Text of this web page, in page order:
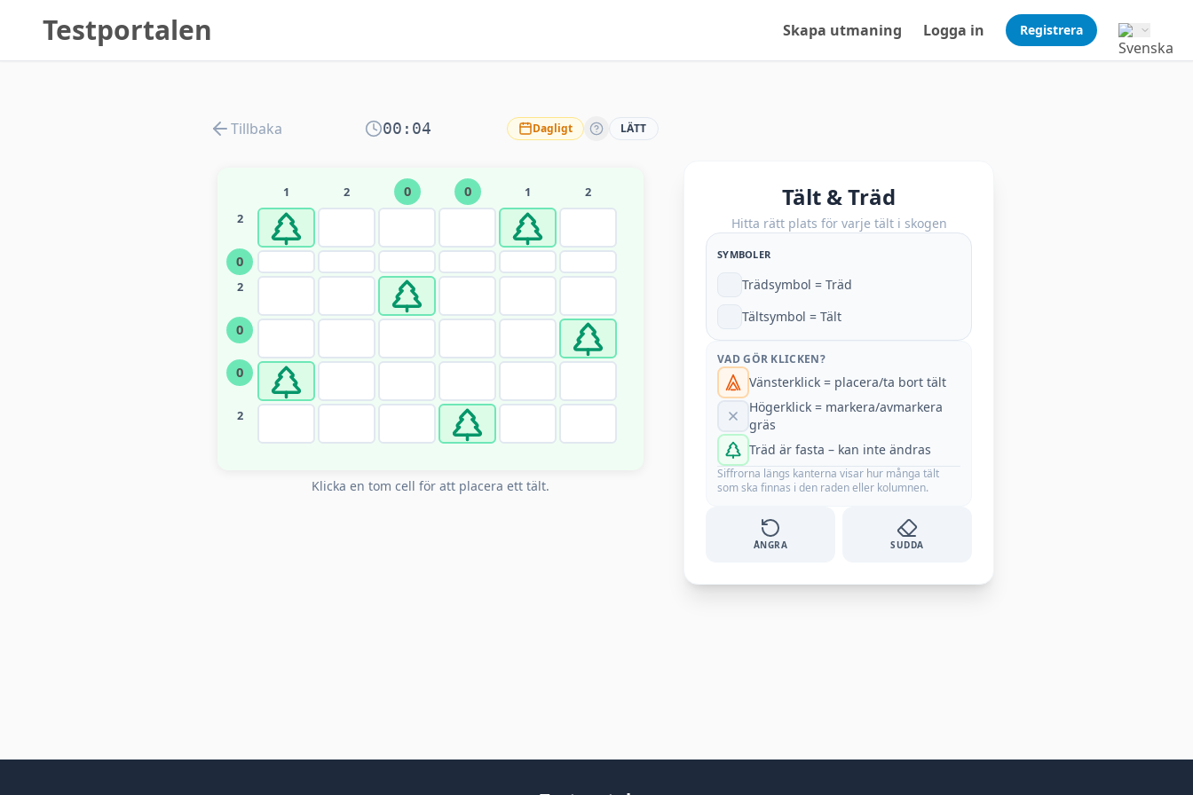
Testportalen Skapa utmaning Logga in Registrera
Tillbaka 00:04 Dagligt LÄTT
1 2 0 0 1
2
2
0
2
0
0
2
Klicka en tom cell för att placera ett tält.
Tält & Träd
Hitta rätt plats för varje tält i skogen
SYMBOLER
Trädsymbol = Träd
Tältsymbol = Tält
VAD GÖR KLICKEN?
Vänsterklick = placera/ta bort tält
Högerklick = markera/avmarkera
gräs
Träd är fasta – kan inte ändras
Siffrorna längs kanterna visar hur många tält
som ska finnas i den raden eller kolumnen.
ÅNGRA SUDDA